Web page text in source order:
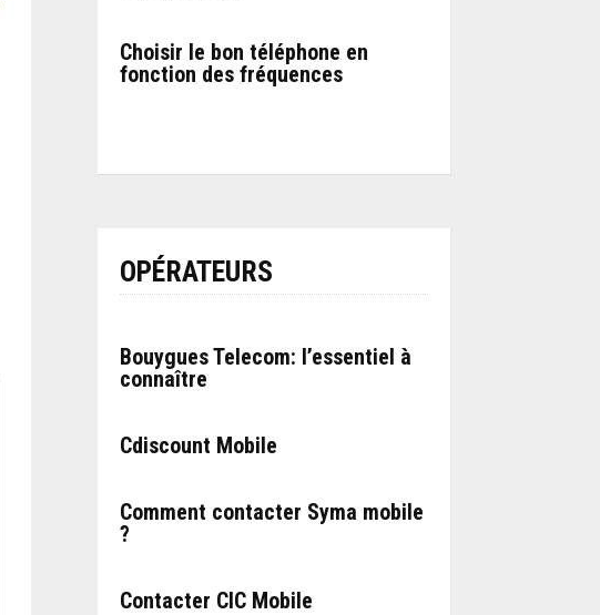
Choisir le bon téléphone en
fonction des fréquences
OPÉRATEURS
Bouygues Telecom: l’essentiel à
connaître
Cdiscount Mobile
Comment contacter Syma mobile
?
Contacter CIC Mobile